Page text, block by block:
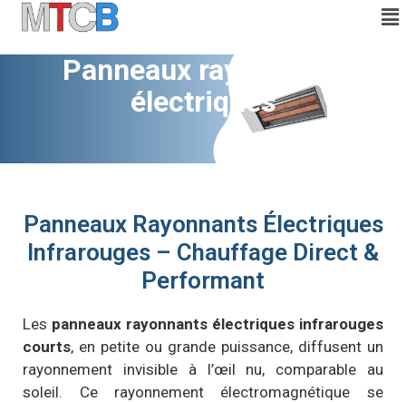
Panneaux rayonnants
électriques
Panneaux Rayonnants Électriques
Infrarouges – Chauffage Direct &
Performant
Les panneaux rayonnants électriques infrarouges
courts, en petite ou grande puissance, diffusent un
rayonnement invisible à l’œil nu, comparable au
soleil. Ce rayonnement électromagnétique se